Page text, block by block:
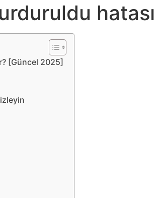
hatası
[Güncel 2025]